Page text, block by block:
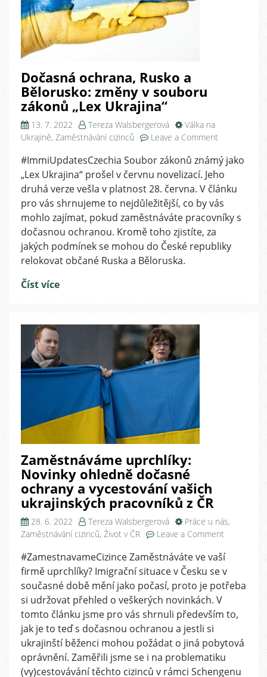
Dočasná ochrana, Rusko a
Bělorusko: změny v souboru
zákonů „Lex Ukrajina“
13. 7. 2022 Tereza Walsbergerová
Válka na
Ukrajině, Zaměstnávání cizinců Leave a Comment
ochrana,
Rusko
a
Bělorusko:
změny
v
zákonů
#ImmiUpdatesCzechia Soubor zákonů známý jako
„Lex Ukrajina“ prošel v červnu novelizací. Jeho
druhá verze vešla v platnost 28. června. V článku
pro vás shrnujeme to nejdůležitější, co by vás
mohlo zajímat, pokud zaměstnáváte pracovníky s
dočasnou ochranou. Kromě toho zjistíte, za
jakých podmínek se mohou do České republiky
relokovat občané Ruska a Běloruska.
Číst více
Zaměstnáváme uprchlíky:
Novinky ohledně dočasné
ochrany a vycestování vašich
ukrajinských pracovníků z ČR
28. 6. 2022 Tereza Walsbergerová Práce u nás,
Zaměstnávání cizinců, Život v ČR Leave a Comment
uprchlíky:
Novinky
ohledně
ochrany
a
vašich
pracovníků
#ZamestnavameCizince Zaměstnáváte ve vaší
firmě uprchlíky? Imigrační situace v Česku se v
současné době mění jako počasí, proto je potřeba
si udržovat přehled o veškerých novinkách. V
tomto článku jsme pro vás shrnuli především to,
jak je to teď s dočasnou ochranou a jestli si
ukrajinští běženci mohou požádat o jiná pobytová
oprávnění. Zaměřili jsme se i na problematiku
(vy)cestovávání těchto cizinců v rámci Schengenu